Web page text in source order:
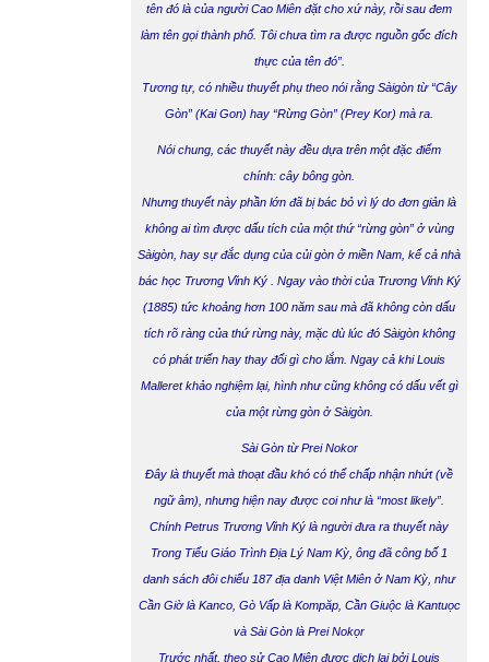
tên đó là của người Cao Miên đặt cho xứ này, rồi sau đem
làm tên gọi thành phố. Tôi chưa tìm ra được nguồn gốc đích
thực của tên đó”.
Tương tự, có nhiều thuyết phụ theo nói rằng Sàigòn từ“Cây
Gòn” (Kai Gon) hay “Rừng Gòn” (Prey Kor) mà ra.
Nói chung, các thuyết này đều dựa trên một đặc điểm
chính: cây bông gòn.
Nhưng thuyết này phần lớn đã bị bác bỏ vì lý do đơn giản là
không ai tìm được dấu tích của một thứ “rừng gòn” ở vùng
Sàigòn, hay sự đắc dụng của củi gòn ở miền Nam, kể cả nhà
bác học Trương Vĩnh Ký . Ngay vào thời của Trương Vĩnh Ký
(1885) tức khoảng hơn 100 năm sau mà đã không còn dấu
tích rõ ràng của thứ rừng này, mặc dù lúc đó Sàigòn không
có phát triển hay thay đổi gì cho lắm. Ngay cả khi Louis
Malleret khảo nghiệm lại, hình như cũng không có dấu vết gì
của một rừng gòn ở Sàigòn.
Sài Gòn từ Prei Nokor
Đây là thuyết mà thoạt đầu khó có thể chấp nhận nhứt (về
ngữ âm), nhưng hiện nay được coi như là “most likely”.
Chính Petrus Trương Vĩnh Ký là người đưa ra thuyết này
Trong Tiểu Giáo Trình Địa Lý Nam Kỳ, ông đã công bố 1
danh sách đôi chiếu 187 địa danh Việt Miên ở Nam Kỳ, như
Cần Giờ là Kanco, Gò Vấp là Kompăp, Cần Giuộc là Kantuọc
và Sài Gòn là Prei Nokọr
Trước nhất, theo sử Cao Miên được dịch lại bởi Louis